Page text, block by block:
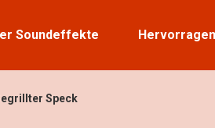
Soundeffekte
Speck